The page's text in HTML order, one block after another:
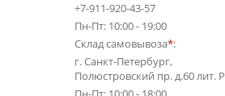
+7-911-920-43-57
Пн-Пт: 10:00 - 19:00
Склад самовывоза*:
г. Санкт-Петербург,
Полюстровский пр. д.60 лит. Р